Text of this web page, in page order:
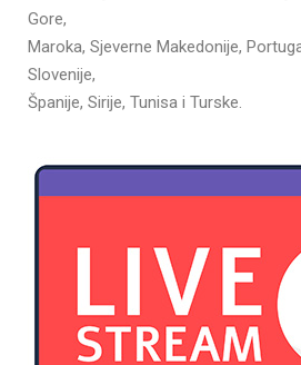
Gore,
Maroka, Sjeverne Makedonije,
Slovenije,
Španije, Sirije, Tunisa i Turske.